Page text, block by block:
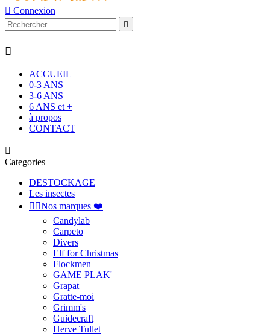
 Connexion


ACCUEIL
0-3 ANS
3-6 ANS
6 ANS et +
à propos
CONTACT

Categories
DESTOCKAGE
Les insectes
 Nos marques ❤️
Candylab
Carpeto
Divers
Elf for Christmas
Flockmen
GAME PLAK'
Grapat
Gratte-moi
Grimm's
Guidecraft
Herve Tullet